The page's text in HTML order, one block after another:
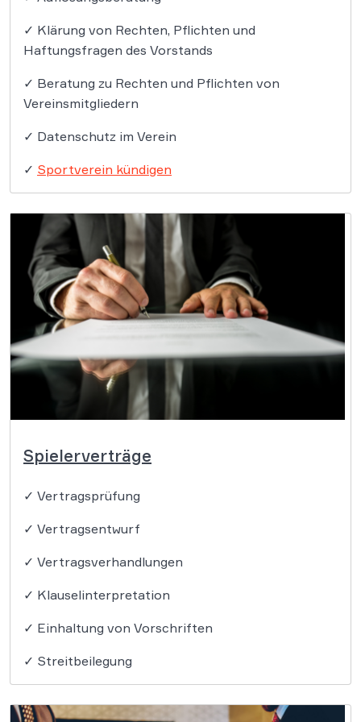
✓ Klärung von Rechten, Pflichten und
Haftungsfragen des Vorstands
✓ Beratung zu Rechten und Pflichten von
Vereinsmitgliedern
✓ Datenschutz im Verein
✓ Sportverein kündigen
Spielerverträge
✓ Vertragsprüfung
✓ Vertragsentwurf
✓ Vertragsverhandlungen
✓ Klauselinterpretation
✓ Einhaltung von Vorschriften
✓ Streitbeilegung